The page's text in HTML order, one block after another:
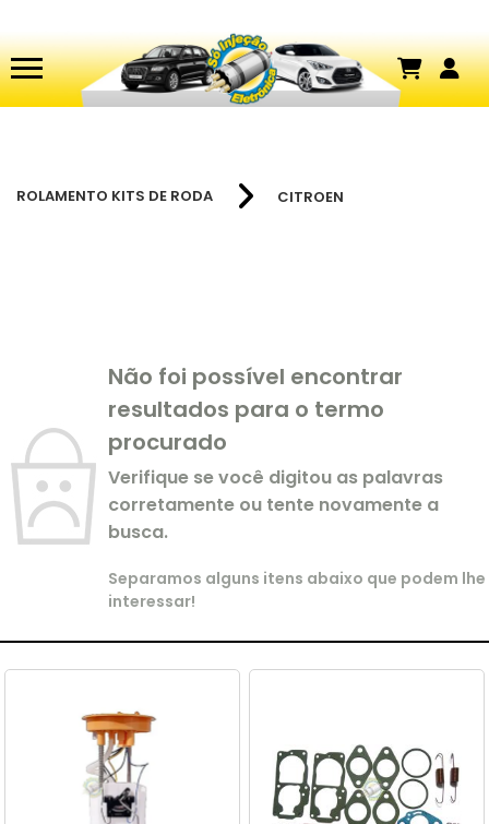
ROLAMENTO KITS DE RODA CITROEN
Não foi possível encontrar
resultados para o termo
procurado
Verifique se você digitou as palavras
corretamente ou tente novamente a
busca.
Separamos alguns itens abaixo que podem lhe
interessar!